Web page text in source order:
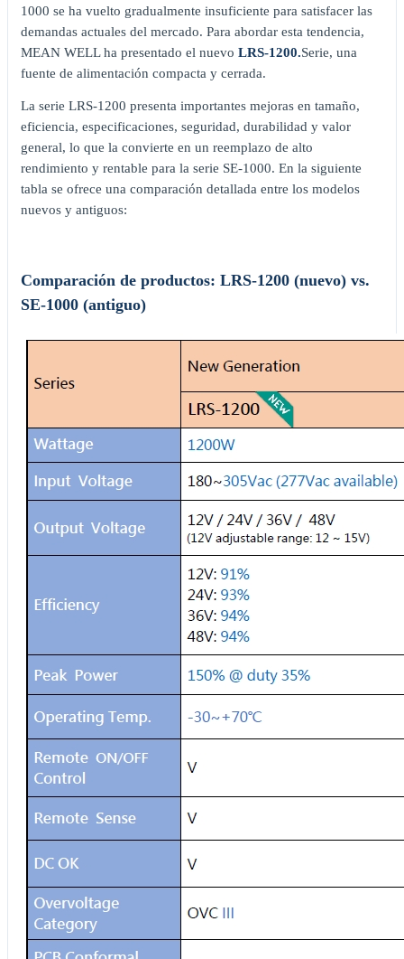
1000 se ha vuelto gradualmente insuficiente para satisfacer las
demandas actuales del mercado. Para abordar esta tendencia,
MEAN WELL ha presentado el nuevo LRS-1200.Serie, una
fuente de alimentación compacta y cerrada.
La serie LRS-1200 presenta importantes mejoras en tamaño,
eficiencia, especificaciones, seguridad, durabilidad y valor
general, lo que la convierte en un reemplazo de alto
rendimiento y rentable para la serie SE-1000. En la siguiente
tabla se ofrece una comparación detallada entre los modelos
nuevos y antiguos:
Comparación de productos: LRS-1200 (nuevo) vs.
SE-1000 (antiguo)